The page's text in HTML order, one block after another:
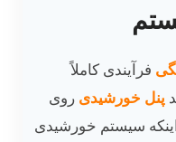
فرآیندی کاملاً
پنل خورشیدی روی
سیستم خورشیدی